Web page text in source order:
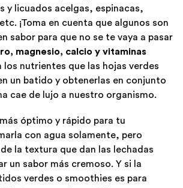
y licuados acelgas, espinacas,
¡Toma en cuenta que algunos son
sabor para que no se te vaya a pasar
magnesio, calcio y vitaminas
los nutrientes que las hojas verdes
un batido y obtenerlas en conjunto
cae de lujo a nuestro organismo.
óptimo y rápido para tu
con agua solamente, pero
la textura que dan las lechadas
un sabor más cremoso. Y si la
verdes o smoothies es para